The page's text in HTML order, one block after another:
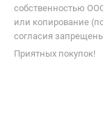
собственностью
или копирование
согласия
Приятных покупок!